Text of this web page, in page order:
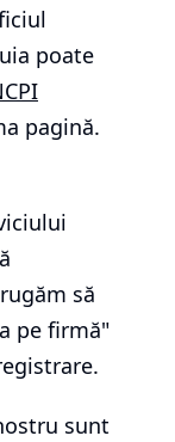
poate
pagină.
să
pe firmă"
sunt